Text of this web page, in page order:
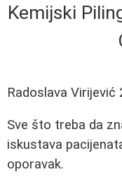
Kemijski
Radoslava Virijević
Sve što treba da
iskustava
oporavak.